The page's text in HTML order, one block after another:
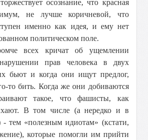
осознание, что красная
не лучше коричневой, что
именно как идея, и ему нет
политическом поле.
всех кричат об ущемлении
прав человека в двух
бьют и когда они ищут предлог,
то бить. Когда же они добиваются
такое, что фашисты, как
В том числе (а нередко и в
- тем «полезным идиотам» (кстати,
которые помогли им прийти